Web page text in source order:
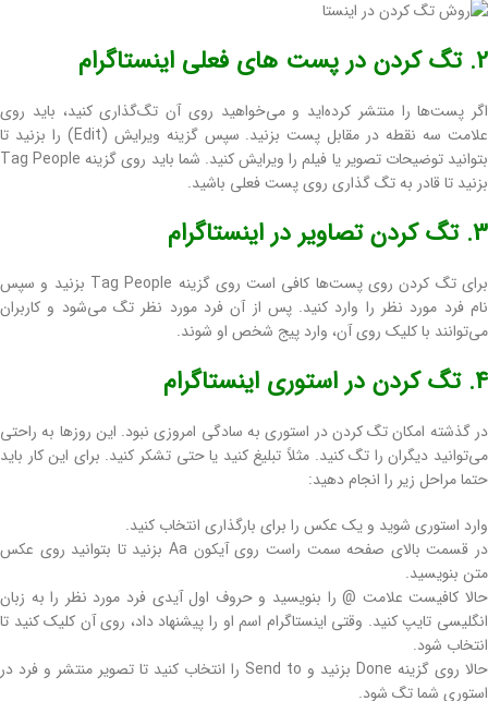
2. تگ کردن در پست های فعلی اینستاگرام
اگر پست‌ها را منتشر کرده‌اید و می‌خواهید روی آن تگ‌گذاری کنید، باید روی
علامت سه نقطه در مقابل پست بزنید. سپس گزینه ویرایش (Edit) را بزنید تا
بتوانید توضیحات تصویر یا فیلم را ویرایش کنید. شما باید روی گزینه Tag People
بزنید تا قادر به تگ گذاری روی پست فعلی باشید.
3. تگ کردن تصاویر در اینستاگرام
برای تگ کردن روی پست‌ها کافی است روی گزینه Tag People بزنید و سپس
نام فرد مورد نظر را وارد کنید. پس از آن فرد مورد نظر تگ می‌شود و کاربران
می‌توانند با کلیک روی آن، وارد پیج شخص او شوند.
4. تگ کردن در استوری اینستاگرام
در گذشته امکان تگ کردن در استوری به سادگی امروزی نبود. این روزها به راحتی
می‌توانید دیگران را تگ کنید. مثلاً تبلیغ کنید یا حتی تشکر کنید. برای این کار باید
حتما مراحل زیر را انجام دهید:
وارد استوری شوید و یک عکس را برای بارگذاری انتخاب کنید.
در قسمت بالای صفحه سمت راست روی آیکون Aa بزنید تا بتوانید روی عکس
متن بنویسید.
حالا کافیست علامت @ را بنویسید و حروف اول آیدی فرد مورد نظر را به زبان
انگلیسی تایپ کنید. وقتی اینستاگرام اسم او را پیشنهاد داد، روی آن کلیک کنید تا
انتخاب شود.
حالا روی گزینه Done بزنید و Send to را انتخاب کنید تا تصویر منتشر و فرد در
استوری شما تگ شود.